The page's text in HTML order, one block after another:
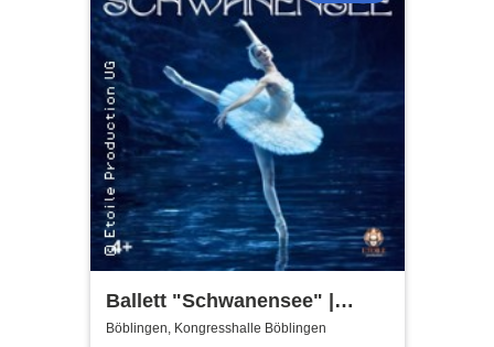
Ballett "Schwanensee" |
Klassisches Etoile Ballett
Böblingen, Kongresshalle Böblingen